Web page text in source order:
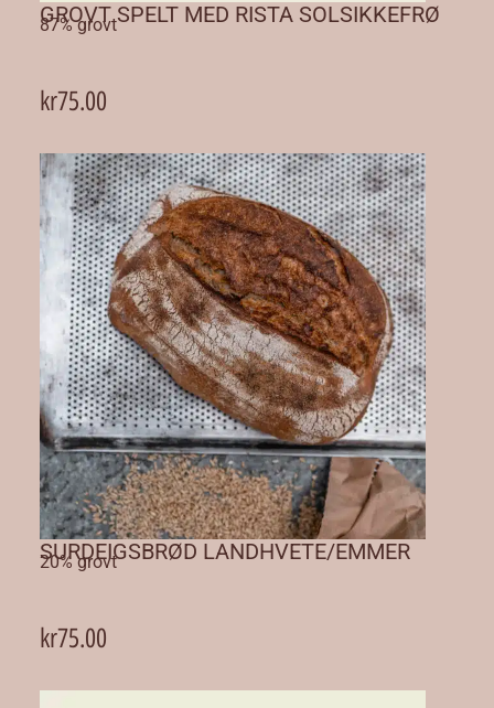
GROVT SPELT MED RISTA SOLSIKKEFRØ
87% grovt
kr75.00
SURDEIGSBRØD LANDHVETE/EMMER
20% grovt
kr75.00